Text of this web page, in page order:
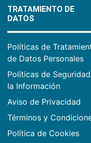
TRATAMIENTO DE
DATOS
Políticas de
de Datos Personales
Políticas de
la Información
Aviso de Privacidad
Términos y
Política de Cookies